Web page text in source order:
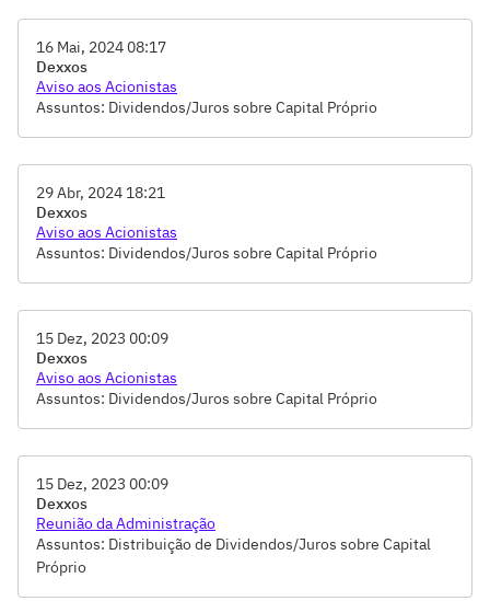
16 Mai, 2024 08:17
Dexxos
Aviso aos Acionistas
Assuntos: Dividendos/Juros sobre Capital Próprio
29 Abr, 2024 18:21
Dexxos
Aviso aos Acionistas
Assuntos: Dividendos/Juros sobre Capital Próprio
15 Dez, 2023 00:09
Dexxos
Aviso aos Acionistas
Assuntos: Dividendos/Juros sobre Capital Próprio
15 Dez, 2023 00:09
Dexxos
Reunião da Administração
Assuntos: Distribuição de Dividendos/Juros sobre Capital
Próprio